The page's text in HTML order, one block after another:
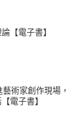
【電子書】
術家創作現場，
電子書】